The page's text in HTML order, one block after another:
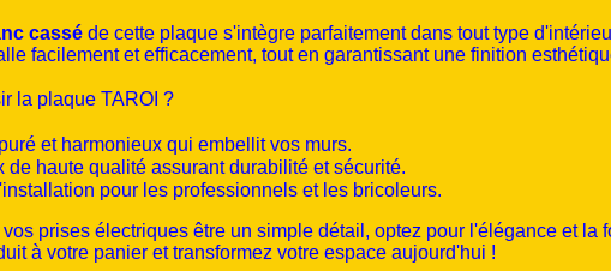
cassé de cette plaque s'intègre parfaitement dans tout type
facilement et efficacement, tout en garantissant une finition
la plaque TAROI ?
et harmonieux qui embellit vos murs.
de haute qualité assurant durabilité et sécurité.
pour les professionnels et les bricoleurs.
prises électriques être un simple détail, optez pour l'élégance et
à votre panier et transformez votre espace aujourd'hui !